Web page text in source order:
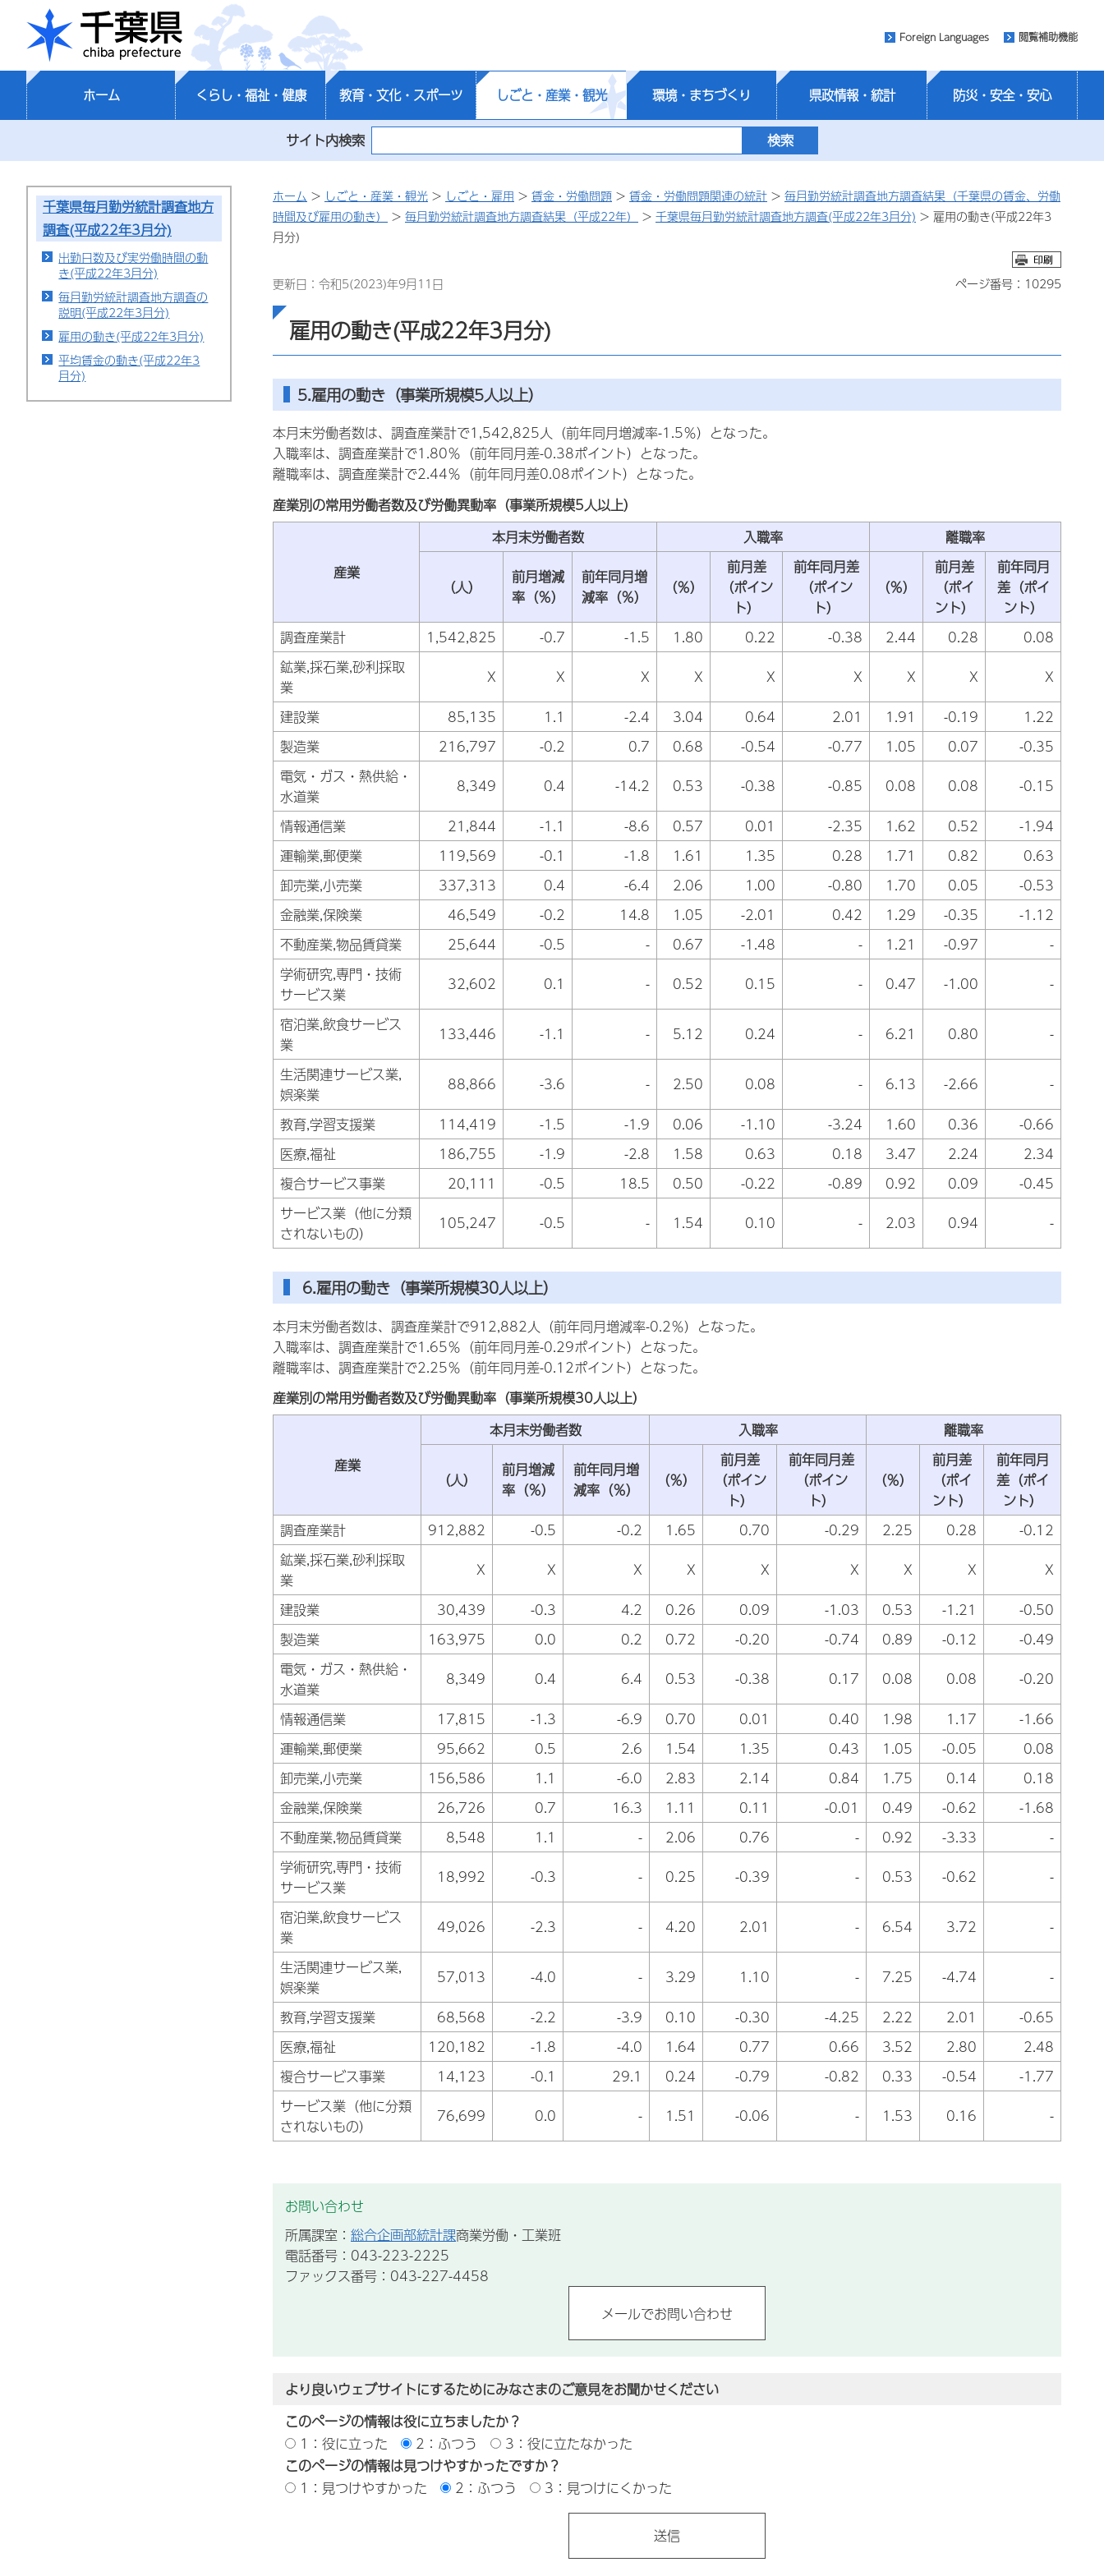
千葉県
Foreign Languages 閲覧補助機能
ホーム くらし・福祉・健康 教育・文化・スポーツ しごと・産業・観光 環境・まちづくり 県政情報・統計 防災・安全・安心
サイト内検索
千葉県毎月勤労統計調査地方
調査(平成22年3月分)
出勤日数及び実労働時間の動
き(平成22年3月分)
毎月勤労統計調査地方調査の
説明(平成22年3月分)
雇用の動き(平成22年3月分)
平均賃金の動き(平成22年3
月分)
ホーム > しごと・産業・観光 > しごと・雇用 > 賃金・労働問題 > 賃金・労働問題関連の統計 > 毎月勤労統計調査地方調査結果（千葉県の賃金、労働
時間及び雇用の動き）
> 毎月勤労統計調査地方調査結果（平成22年） > 千葉県毎月勤労統計調査地方調査(平成22年3月分) > 雇用の動き(平成22年3
月分)
更新日：令和5(2023)年9月11日 ページ番号：10295
雇用の動き(平成22年3月分)
5.雇用の動き（事業所規模5人以上）
本月末労働者数は、調査産業計で1,542,825人（前年同月増減率-1.5％）となった。
入職率は、調査産業計で1.80％（前年同月差-0.38ポイント）となった。
離職率は、調査産業計で2.44％（前年同月差0.08ポイント）となった。
産業別の常用労働者数及び労働異動率（事業所規模5人以上）
産業
本月末労働者数 入職率 離職率
（人）
前月増減
率（％）
前年同月増
減率（％）
（％）
前月差
（ポイン
ト）
前年同月差
（ポイン
ト）
（％）
前月差
（ポイ
ント）
前年同月
差（ポイ
ント）
調査産業計
1,542,825 -0.7 -1.5 1.80 0.22 -0.38 2.44 0.28
0.08
鉱業,採石業,砂利採取
業
X X X X X X X X
X
建設業
85,135 1.1 -2.4 3.04 0.64 2.01 1.91 -0.19
1.22
製造業
216,797 -0.2 0.7 0.68 -0.54 -0.77 1.05 0.07
-0.35
電気・ガス・熱供給・
水道業
8,349 0.4 -14.2 0.53 -0.38 -0.85 0.08 0.08
-0.15
情報通信業
21,844 -1.1 -8.6 0.57 0.01 -2.35 1.62 0.52
-1.94
運輸業,郵便業
119,569 -0.1 -1.8 1.61 1.35 0.28 1.71 0.82
0.63
卸売業,小売業
337,313 0.4 -6.4 2.06 1.00 -0.80 1.70 0.05
-0.53
金融業,保険業
46,549 -0.2 14.8 1.05 -2.01 0.42 1.29 -0.35
-1.12
不動産業,物品賃貸業
25,644 -0.5 - 0.67 -1.48 - 1.21 -0.97
-
学術研究,専門・技術
サービス業
32,602 0.1 - 0.52 0.15 - 0.47 -1.00
-
宿泊業,飲食サービス
業
133,446 -1.1 - 5.12 0.24 - 6.21 0.80
-
生活関連サービス業,
娯楽業
88,866 -3.6 - 2.50 0.08 - 6.13 -2.66
-
教育,学習支援業
114,419 -1.5 -1.9 0.06 -1.10 -3.24 1.60 0.36
-0.66
医療,福祉
186,755 -1.9 -2.8 1.58 0.63 0.18 3.47 2.24
2.34
複合サービス事業
20,111 -0.5 18.5 0.50 -0.22 -0.89 0.92 0.09
-0.45
サービス業（他に分類
されないもの）
105,247 -0.5 - 1.54 0.10 - 2.03 0.94 -
6.雇用の動き（事業所規模30人以上）
本月末労働者数は、調査産業計で912,882人（前年同月増減率-0.2％）となった。
入職率は、調査産業計で1.65％（前年同月差-0.29ポイント）となった。
離職率は、調査産業計で2.25％（前年同月差-0.12ポイント）となった。
産業別の常用労働者数及び労働異動率（事業所規模30人以上）
産業
本月末労働者数 入職率 離職率
（人）
前月増減
率（％）
前年同月増
減率（％）
（％）
前月差
（ポイン
ト）
前年同月差
（ポイン
ト）
（％）
前月差
（ポイ
ント）
前年同月
差（ポイ
ント）
調査産業計
912,882 -0.5 -0.2 1.65 0.70 -0.29 2.25 0.28
-0.12
鉱業,採石業,砂利採取
業
X X X X X X X X
X
建設業
30,439 -0.3 4.2 0.26 0.09 -1.03 0.53 -1.21
-0.50
製造業
163,975 0.0 0.2 0.72 -0.20 -0.74 0.89 -0.12
-0.49
電気・ガス・熱供給・
水道業
8,349 0.4 6.4 0.53 -0.38 0.17 0.08 0.08
-0.20
情報通信業
17,815 -1.3 -6.9 0.70 0.01 0.40 1.98 1.17
-1.66
運輸業,郵便業
95,662 0.5 2.6 1.54 1.35 0.43 1.05 -0.05
0.08
卸売業,小売業
156,586 1.1 -6.0 2.83 2.14 0.84 1.75 0.14
0.18
金融業,保険業
26,726 0.7 16.3 1.11 0.11 -0.01 0.49 -0.62
-1.68
不動産業,物品賃貸業
8,548 1.1 - 2.06 0.76 - 0.92 -3.33
-
学術研究,専門・技術
サービス業
18,992 -0.3 - 0.25 -0.39 - 0.53 -0.62
-
宿泊業,飲食サービス
業
49,026 -2.3 - 4.20 2.01 - 6.54 3.72
-
生活関連サービス業,
娯楽業
57,013 -4.0 - 3.29 1.10 - 7.25 -4.74
-
教育,学習支援業
68,568 -2.2 -3.9 0.10 -0.30 -4.25 2.22 2.01
-0.65
医療,福祉
120,182 -1.8 -4.0 1.64 0.77 0.66 3.52 2.80
2.48
複合サービス事業
14,123 -0.1 29.1 0.24 -0.79 -0.82 0.33 -0.54
-1.77
サービス業（他に分類
されないもの）
76,699 0.0 - 1.51 -0.06 - 1.53 0.16 -
お問い合わせ
所属課室： 総合企画部統計課商業労働・工業班
電話番号：043-223-2225
ファックス番号：043-227-4458
より良いウェブサイトにするためにみなさまのご意見をお聞かせください
このページの情報は役に立ちましたか？
1：役に立った
2：ふつう
3：役に立たなかった
このページの情報は見つけやすかったですか？
1：見つけやすかった
2：ふつう 3：見つけにくかった